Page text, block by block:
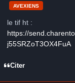
AVEXIENS
le tif ht :
https://
j55SRZoT3OX4FuA
Citer